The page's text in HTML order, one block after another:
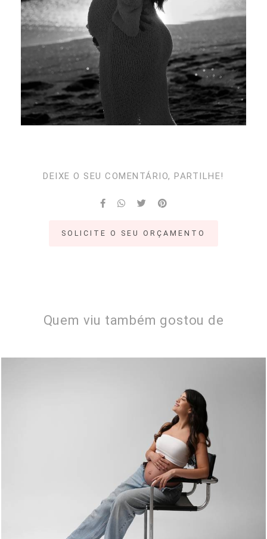
DEIXE O SEU COMENTÁRIO, PARTILHE!
SOLICITE O SEU ORÇAMENTO
Quem viu também gostou de
711 0